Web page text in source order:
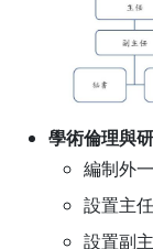
學術倫理與
編制外
設置主
設置副